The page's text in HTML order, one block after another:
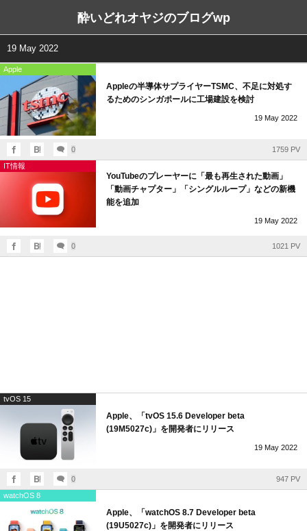
酔いどれオヤジのブログwp
19 May 2022
Apple
Appleの半導体サプライヤーTSMC、不足に対処す
るためのシンガポールに工場建設を検討
19 May 2022
0
1759 PV
IT情報
YouTubeのプレーヤーに「最も再生された動画」
「動画チャプター」「シングルループ」などの新機
能を追加
19 May 2022
0 1021 PV
tvOS 15
Apple、「tvOS 15.6 Developer beta
(19M5027c)」を開発者にリリース
19 May 2022
0
947 PV
watchOS 8
Apple、「watchOS 8.7 Developer beta
(19U5027c)」を開発者にリリース